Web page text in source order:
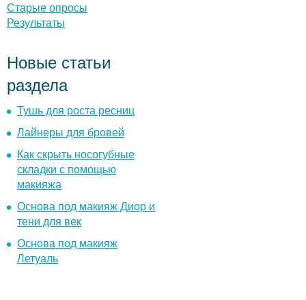
Старые опросы
Результаты
Новые статьи
раздела
Тушь для роста ресниц
Лайнеры для бровей
Как скрыть носогубные
складки с помощью
макияжа
Основа под макияж Диор и
тени для век
Основа под макияж
Летуаль